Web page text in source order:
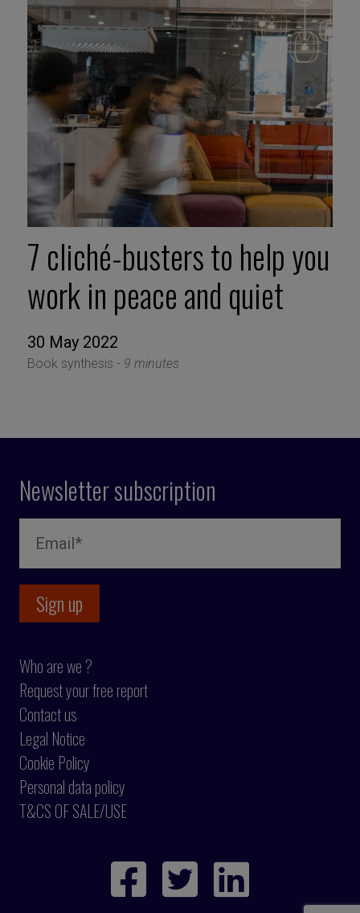
7 cliché-busters to help you
work in peace and quiet
30 May 2022
Book synthesis - 9 minutes
Newsletter subscription
Who are we ?
Request your free report
Contact us
Legal Notice
Cookie Policy
Personal data policy
T&CS OF SALE/USE